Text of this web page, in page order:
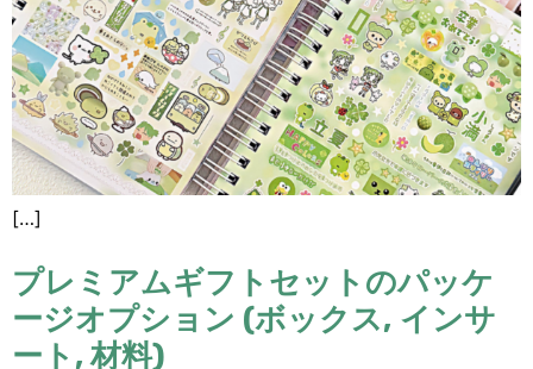
[…]
プレミアムギフトセットのパッケ
ージオプション (ボックス, インサ
ート, 材料)